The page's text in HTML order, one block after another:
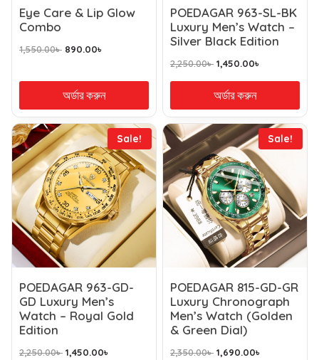
Eye Care & Lip Glow
Combo
1,550.00৳ 890.00৳
অর্ডার করুন
POEDAGAR 963-SL-BK
Luxury Men’s Watch –
Silver Black Edition
2,250.00৳ 1,450.00৳
অর্ডার করুন
Sale!
POEDAGAR 963-GD-
GD Luxury Men’s
Watch – Royal Gold
Edition
2,250.00৳ 1,450.00৳
Sale!
POEDAGAR 815-GD-GR
Luxury Chronograph
Men’s Watch (Golden
& Green Dial)
2,350.00৳ 1,690.00৳